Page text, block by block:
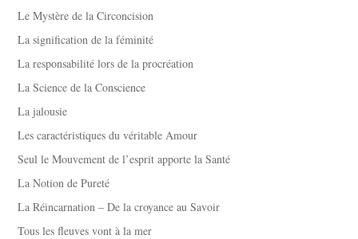
Le Mystère de la Circoncision
La signification de la féminité
La responsabilité lors de la procréation
La Science de la Conscience
La jalousie
Les caractéristiques du véritable Amour
Seul le Mouvement de l’esprit apporte la Santé
La Notion de Pureté
La Réincarnation – De la croyance au Savoir
Tous les fleuves vont à la mer